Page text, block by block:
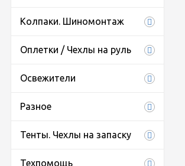
Колпаки. Шиномонтаж
Оплетки / Чехлы на руль
Освежители
Разное
Тенты. Чехлы на запаску
Техпомощь